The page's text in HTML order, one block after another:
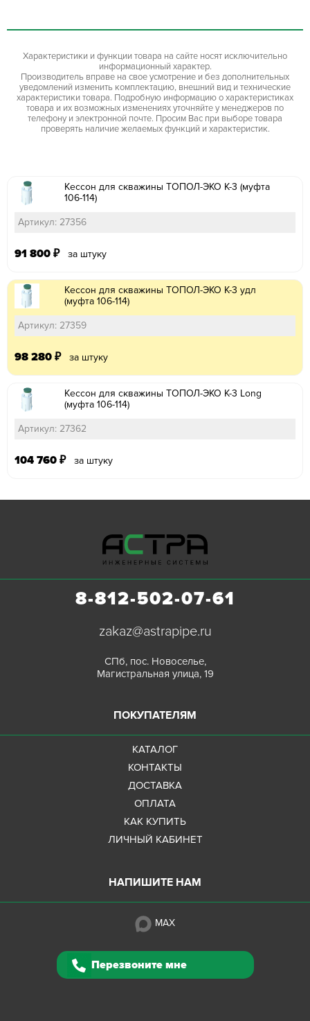
Характеристики и функции товара на сайте носят исключительно
информационный характер.
Производитель вправе на свое усмотрение и без дополнительных
уведомлений изменить комплектацию, внешний вид и технические
характеристики товара. Подробную информацию о характеристиках
товара и их возможных изменениях уточняйте у менеджеров по
телефону и электронной почте. Просим Вас при выборе товара
проверять наличие желаемых функций и характеристик.
Кессон для скважины ТОПОЛ-ЭКО К-3 (муфта
106-114)
Артикул: 27356
91 800 ₽ за штуку
Кессон для скважины ТОПОЛ-ЭКО К-3 удл
(муфта 106-114)
Артикул: 27359
98 280 ₽ за штуку
Кессон для скважины ТОПОЛ-ЭКО К-3 Long
(муфта 106-114)
Артикул: 27362
104 760 ₽ за штуку
8-812-502-07-61
zakaz@astrapipe.ru
СПб, пос. Новоселье,
Магистральная улица, 19
ПОКУПАТЕЛЯМ
КАТАЛОГ
КОНТАКТЫ
ДОСТАВКА
ОПЛАТА
КАК КУПИТЬ
ЛИЧНЫЙ КАБИНЕТ
НАПИШИТЕ НАМ
MAX
Перезвоните мне